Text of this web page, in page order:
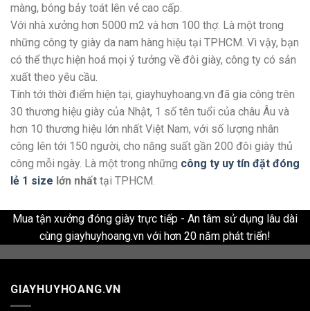
màng, bóng bảy toát lên vẻ cao cấp.
Với nhà xưởng hơn 5000 m2 và hơn 100 thợ. Là một trong
những công ty giày da nam hàng hiệu tại TPHCM. Vì vậy, bạn
có thể thực hiện hoá mọi ý tưởng về đôi giày, công ty có sản
xuất theo yêu cầu.
Tính tới thời điểm hiện tại, giayhuyhoang.vn đã gia công trên
30 thương hiệu giày của Nhật, 1 số tên tuổi của châu Âu và
hơn 10 thương hiệu lớn nhất Việt Nam, với số lượng nhân
công lên tới 150 người, cho năng suất gần 200 đôi giày thủ
công mỗi ngày. Là một trong những công ty uy tín đặt đóng
lẻ 1 size lớn nhất tại TPHCM.
Mua tận xưởng đóng giày trực tiếp - An tâm sử dụng lâu dài
cùng giayhuyhoang.vn với hơn 20 năm phát triển!
GIAYHUYHOANG.VN